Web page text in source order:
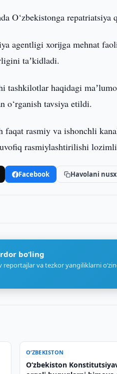
O‘zbekistonga
agentligi xorijga mehnat
taʼkidladi.
tashkilotlar haqidagi
o‘rganish tavsiya etildi.
faqat rasmiy va ishonchli
rasmiylashtirilishi
Facebook Havolani
bo‘ling
reportajlar va tezkor yangiliklarni
O‘ZBEKISTON
Oʻzbekiston